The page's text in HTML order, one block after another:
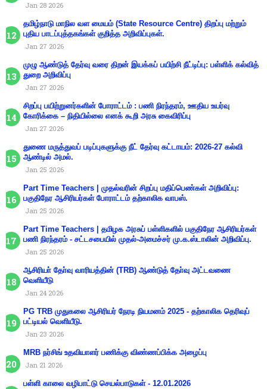
Jan 28 2026
தமிழ்நாடு மாநில வள மையம் (State Resource Centre) திறப்பு மற்றும்
புதிய பாடப்புத்தகங்கள் குறித்த அறிவிப்புகள்.
Jan 27 2026
முழு ஆண்டுத் தேர்வு வரை திறன் இயக்கப் பயிற்சி நீட்டிப்பு: பள்ளிக் கல்வித்
துறை அறிவிப்பு
Jan 27 2026
சிறப்பு பயிற்றுனர்களின் போராட்டம் : பணி நிரந்தரம், ஊதிய உயர்வு
கோரிக்கை – நிதியில்லை எனக் கூறி அரசு கைவிரிப்பு
Jan 27 2026
துணை மருத்துவப் படிப்புகளுக்கு நீட் தேர்வு கட்டாயம்: 2026-27 கல்வி
ஆண்டில் அமல்.
Jan 25 2026
Part Time Teachers | முதல்வரின் சிறப்பு மதிப்பெண்கள் அறிவிப்பு:
பகுதிநேர ஆசிரியர்கள் போராட்டம் தற்காலிக வாபஸ்.
Jan 25 2026
Part Time Teachers | தமிழக அரசுப் பள்ளிகளில் பகுதிநேர ஆசிரியர்கள்
பணி நிரந்தரம் - சட்டசபையில் முதல்-அமைச்சர் மு.க.ஸ்டாலின் அறிவிப்பு.
Jan 25 2026
ஆசிரியா் தோ்வு வாரியத்தின் (TRB) ஆண்டுத் தோ்வு அட்டவணை
வெளியீடு
Jan 24 2026
PG TRB முதுகலை ஆசிரியர் நேரடி நியமனம் 2025 - தற்காலிக தெரிவுப்
பட்டியல் வெளியீடு.
Jan 23 2026
MRB நர்சிங் உதவியாளர் பணிக்கு விண்ணப்பிக்க அழைப்பு
Jan 21 2026
பள்ளி காலை வழிபாட்டு செயல்பாடுகள் - 12.01.2026